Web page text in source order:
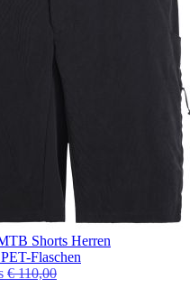
Shorts Herren
Flaschen
€ 110,00